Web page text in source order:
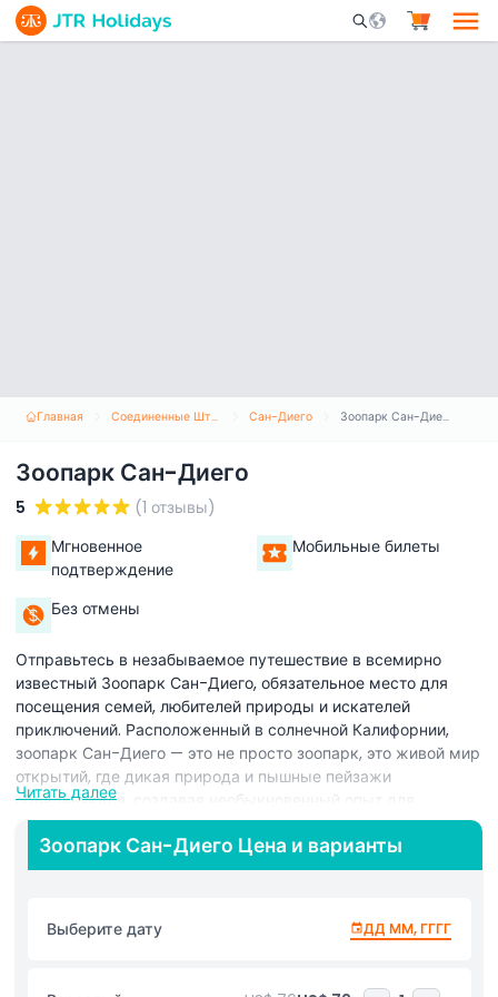
Mobile Search
Главная Соединенные Штаты Америки Сан-Диего Зоопарк Сан-Диего
Зоопарк Сан-Диего
5
(1 отзывы)
Мгновенное
подтверждение
Мобильные билеты
Без отмены
Отправьтесь в незабываемое путешествие в всемирно
известный Зоопарк Сан-Диего, обязательное место для
посещения семей, любителей природы и искателей
приключений. Расположенный в солнечной Калифорнии,
зоопарк Сан-Диего — это не просто зоопарк, это живой мир
открытий, где дикая природа и пышные пейзажи
объединяются, создавая необыкновенный опыт для
посетителей всех возрастов. Начните свое приключение с
встречи с знаменитым гигантским пандами зоопарка Сан-
Диего в их погружающей среде обитания, где вы можете
расслабленной обстановке. Не пропустите очаровательных
коал, дремлющих на эвкалиптовых деревьях, которые
посетителей. Для любителей растений зоопарк Сан-Диего —
Читать далее
Зоопарк Сан-Диего Цена и варианты
Выберите дату ДД ММ, ГГГГ